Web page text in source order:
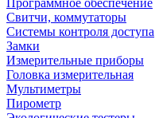
Программное обеспечение
Свитчи, коммутаторы
Системы контроля доступа
Замки
Измерительные приборы
Головка измерительная
Мультиметры
Пирометр